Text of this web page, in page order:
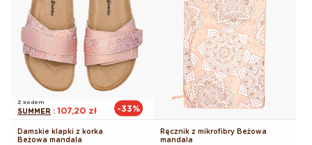
Z kodem
SUMMER : 107,20 zł -33%
Damskie klapki z korka
Beżowa mandala
Ręcznik z mikrofibry Beżowa
mandala